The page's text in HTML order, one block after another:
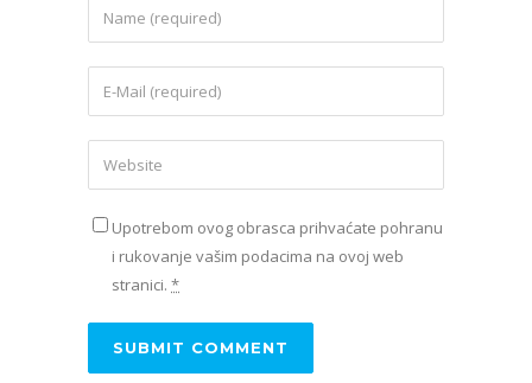
Upotrebom ovog obrasca prihvaćate pohranu
i rukovanje vašim podacima na ovoj web
stranici. *